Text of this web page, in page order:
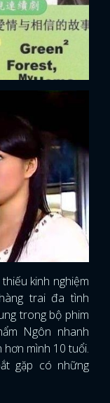
kinh nghiệm
trai đa tình
trong bộ phim
Ngôn nhanh
mình 10 tuổi.
gặp có những